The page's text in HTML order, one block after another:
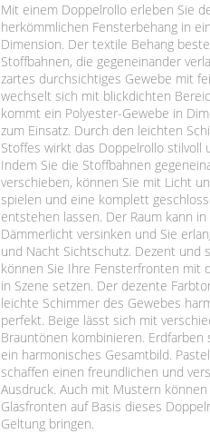
Mit einem Doppelrollo erleben Sie
herkömmlichen Fensterbehang in
Dimension. Der textile Behang
Stoffbahnen, die gegeneinander
zartes durchsichtiges Gewebe mit
wechselt sich mit blickdichten
kommt ein Polyester-Gewebe in
zum Einsatz. Durch den leichten
Stoffes wirkt das Doppelrollo stilvoll
Indem Sie die Stoffbahnen
verschieben, können Sie mit Licht
spielen und eine komplett
entstehen lassen. Der Raum kann
Dämmerlicht versinken und Sie
und Nacht Sichtschutz. Dezent und
können Sie Ihre Fensterfronten mit
in Szene setzen. Der dezente
leichte Schimmer des Gewebes
perfekt. Beige lässt sich mit
Brauntönen kombinieren. Erdfarben
ein harmonisches Gesamtbild.
schaffen einen freundlichen und
Ausdruck. Auch mit Mustern können
Glasfronten auf Basis dieses
Geltung bringen.